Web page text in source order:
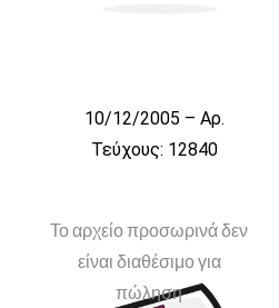
10/12/2005 – Αρ.
Τεύχους: 12840
Το αρχείο προσωρινά δεν
είναι διαθέσιμο για
πώληση